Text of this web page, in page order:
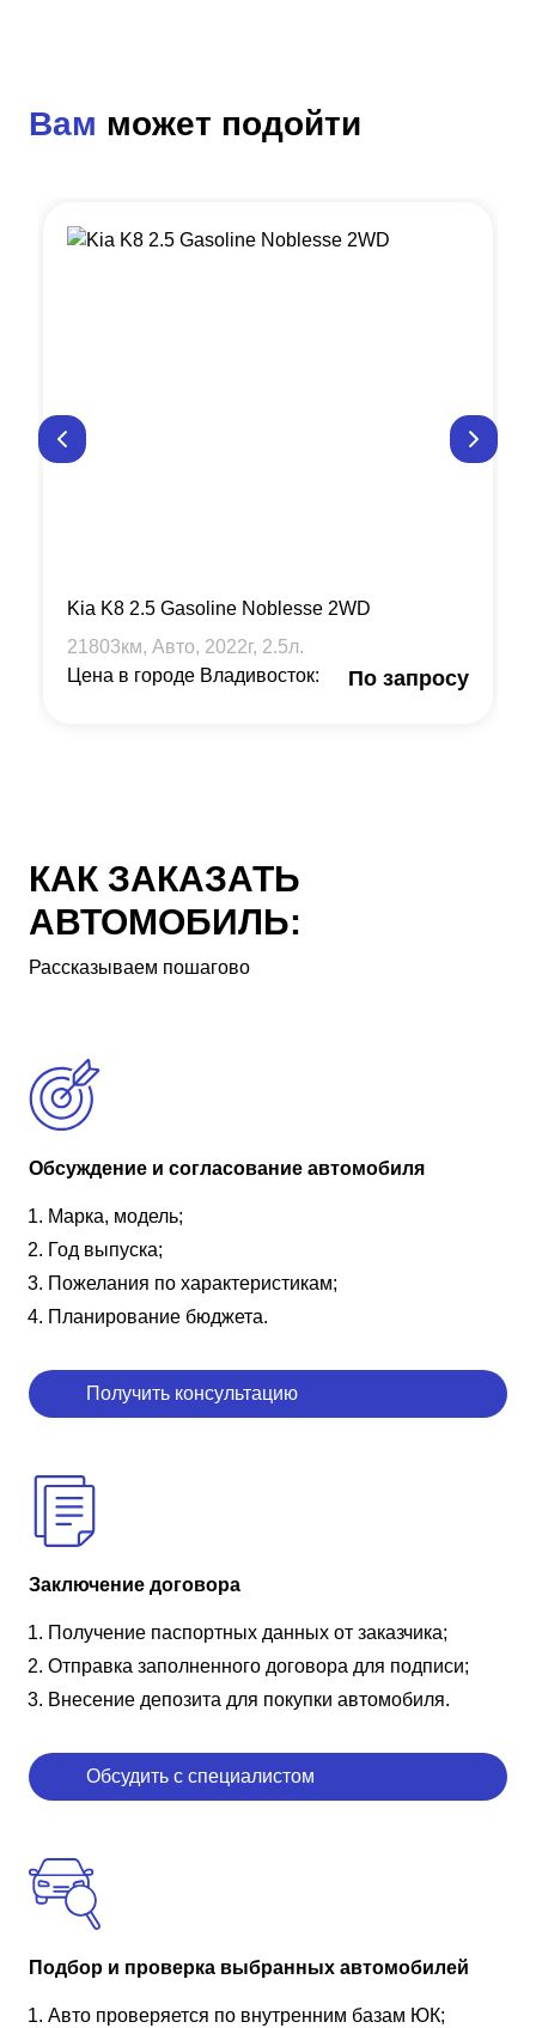
Вам может подойти
Kia K8 2.5 Gasoline Noblesse 2WD
21803км, Авто, 2022г, 2.5л.
Цена в городе Владивосток:
По запросу
КАК ЗАКАЗАТЬ
АВТОМОБИЛЬ:
Рассказываем пошагово
Обсуждение и согласование автомобиля
Марка, модель;
Год выпуска;
Пожелания по характеристикам;
Планирование бюджета.
Получить консультацию
Заключение договора
Получение паспортных данных от заказчика;
Отправка заполненного договора для подписи;
Внесение депозита для покупки автомобиля.
Обсудить с специалистом
Подбор и проверка выбранных автомобилей
Авто проверяется по внутренним базам ЮК;